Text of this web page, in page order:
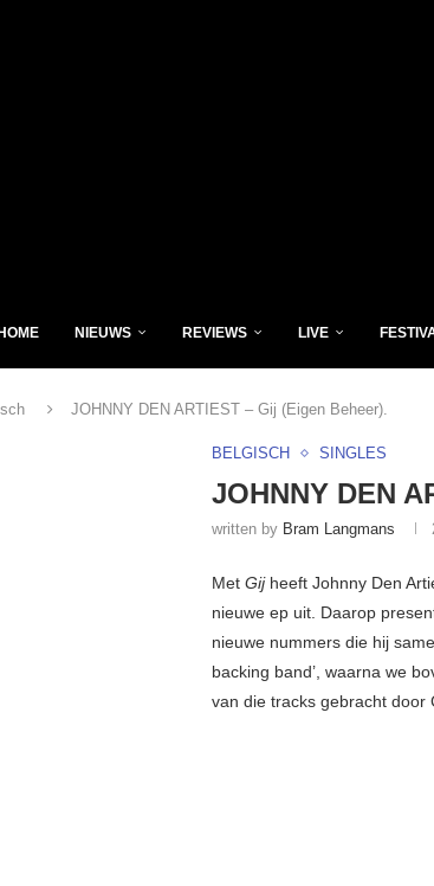
HOME NIEUWS REVIEWS LIVE
JOHNNY DEN ARTIEST – Gij (Eigen Beheer).
BELGISCH SINGLES
JOHNNY DEN
written by Bram Langmans
Met Gijheeft Johnny Den
nieuwe ep uit. Daarop
nieuwe nummers die hij
backing band’, waarna we
van die tracks gebracht door